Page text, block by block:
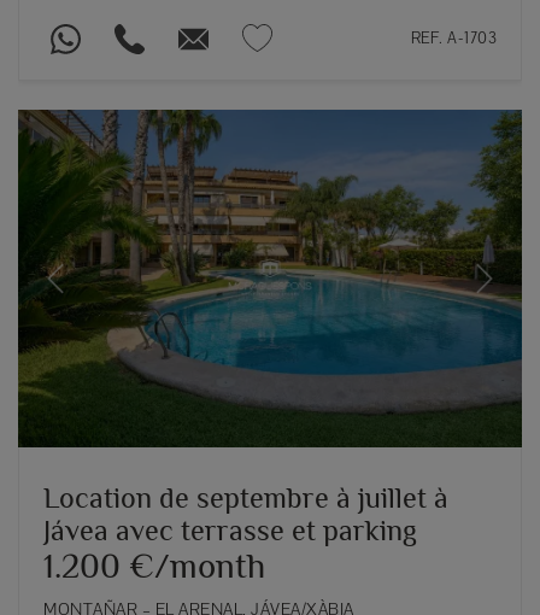
REF. A-1703
Previous Next
Location de septembre à juillet à
Jávea avec terrasse et parking
1.200 €/month
MONTAÑAR – EL ARENAL, JÁVEA/XÀBIA